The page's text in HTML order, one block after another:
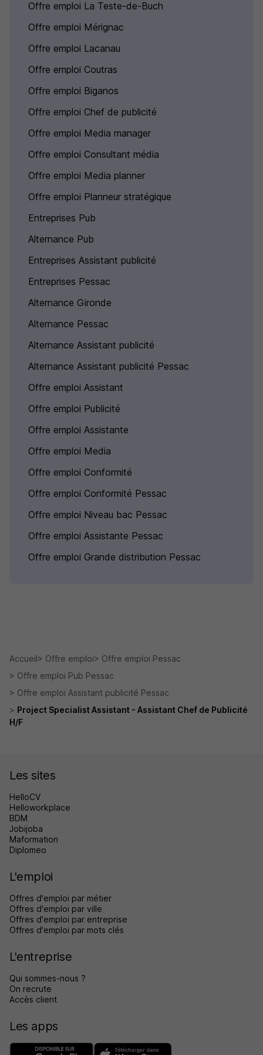
Offre emploi La Teste-de-Buch
Offre emploi Mérignac
Offre emploi Lacanau
Offre emploi Coutras
Offre emploi Biganos
Offre emploi Chef de publicité
Offre emploi Media manager
Offre emploi Consultant média
Offre emploi Media planner
Offre emploi Planneur stratégique
Entreprises Pub
Alternance Pub
Entreprises Assistant publicité
Entreprises Pessac
Alternance Gironde
Alternance Pessac
Alternance Assistant publicité
Alternance Assistant publicité Pessac
Offre emploi Assistant
Offre emploi Publicité
Offre emploi Assistante
Offre emploi Media
Offre emploi Conformité
Offre emploi Conformité Pessac
Offre emploi Niveau bac Pessac
Offre emploi Assistante Pessac
Offre emploi Grande distribution Pessac
Accueil Offre emploi
Offre emploi Pessac
Offre emploi Pub Pessac
Offre emploi Assistant publicité Pessac
Project Specialist Assistant - Assistant Chef de Publicité
H/F
Les sites
HelloCV
Helloworkplace
BDM
Jobijoba
Maformation
Diplomeo
L'emploi
Offres d'emploi par métier
Offres d'emploi par ville
Offres d'emploi par entreprise
Offres d'emploi par mots clés
L'entreprise
Qui sommes-nous ?
On recrute
Accès client
Les apps